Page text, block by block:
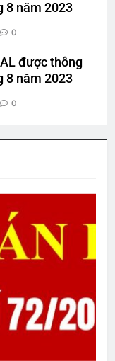
8 năm 2023
0
được thông
8 năm 2023
0